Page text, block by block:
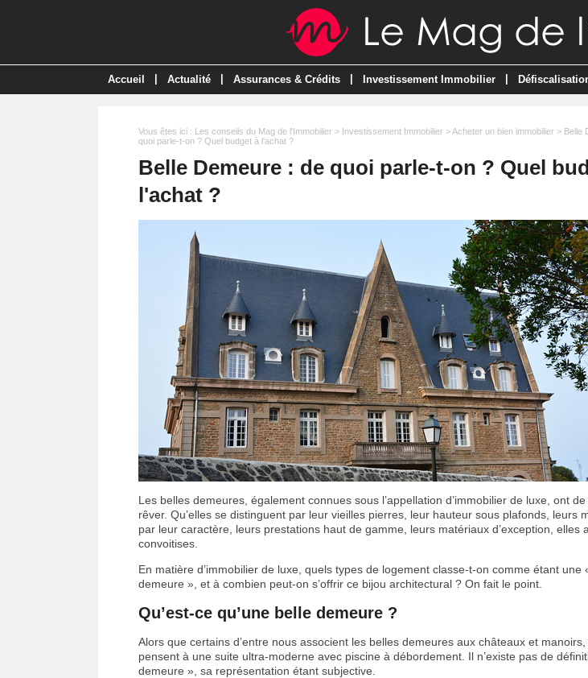
Accueil Actualité Assurances & Crédits Investissement Immobilier
Vous êtes ici : Les conseils du Mag de l'Immobilier > Investissement Immobilier >Acheter un bien immobilier > Belle
quoi parle-t-on ? Quel budget à l'achat ?
Belle Demeure : de quoi parle-t-on ? Quel
l'achat ?
Les belles demeures, également connues sous l’appellation d’immobilier de luxe, ont
rêver. Qu’elles se distinguent par leur vieilles pierres, leur hauteur sous plafonds, leurs
par leur caractère, leurs prestations haut de gamme, leurs matériaux d’exception, elles
convoitises.
En matière d’immobilier de luxe, quels types de logement classe-t-on comme étant une
demeure », et à combien peut-on s’offrir ce bijou architectural ? On fait le point.
Qu’est-ce qu’une belle demeure ?
Alors que certains d’entre nous associent les belles demeures aux châteaux et manoirs,
pensent à une suite ultra-moderne avec piscine à débordement. Il n’existe pas de
demeure », sa représentation étant subjective.